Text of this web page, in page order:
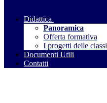
Didattica
Panoramica
Offerta formativa
I progetti delle classi
Documenti Utili
Contatti